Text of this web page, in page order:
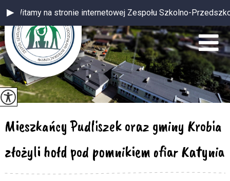
na stronie internetowej Zespołu Szkolno-Przedszkolnego
Mieszkańcy Pudliszek oraz gminy Krobia
złożyli hołd pod pomnikiem ofiar Katynia